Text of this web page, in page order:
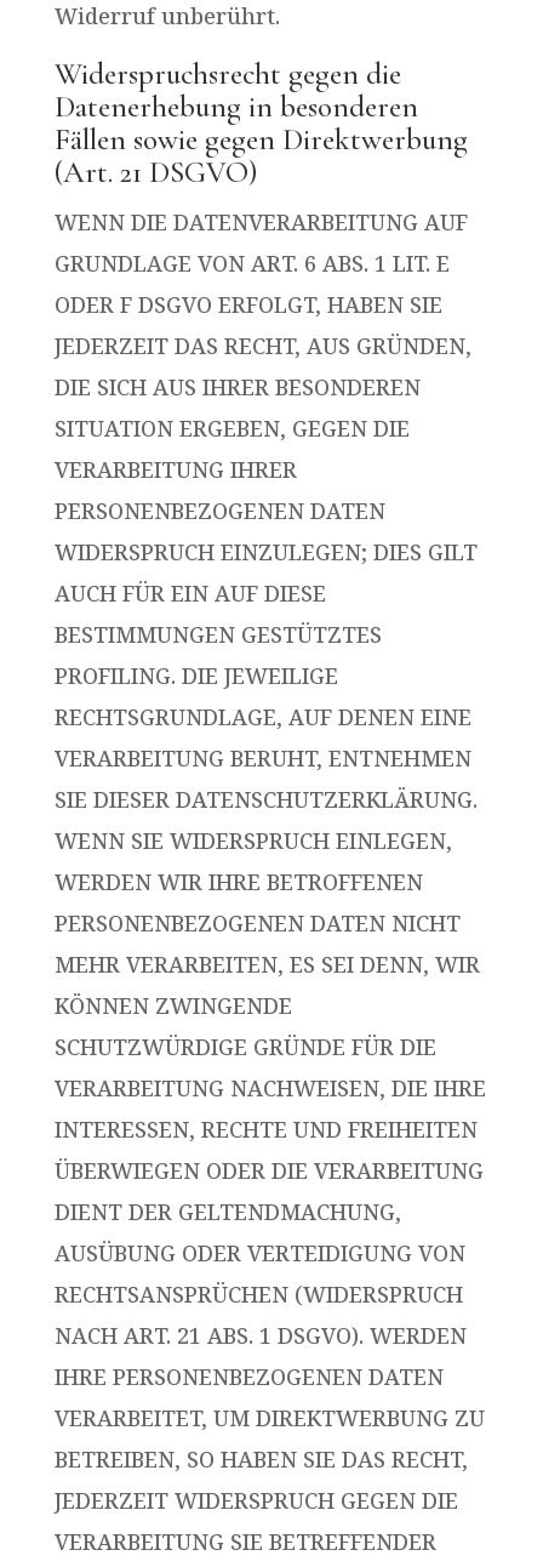
Widerruf unberührt.
Widerspruchsrecht gegen die
Datenerhebung in besonderen
Fällen sowie gegen Direktwerbung
(Art. 21 DSGVO)
WENN DIE DATENVERARBEITUNG AUF
GRUNDLAGE VON ART. 6 ABS. 1 LIT. E
ODER F DSGVO ERFOLGT, HABEN SIE
JEDERZEIT DAS RECHT, AUS GRÜNDEN,
DIE SICH AUS IHRER BESONDEREN
SITUATION ERGEBEN, GEGEN DIE
VERARBEITUNG IHRER
PERSONENBEZOGENEN DATEN
WIDERSPRUCH EINZULEGEN; DIES GILT
AUCH FÜR EIN AUF DIESE
BESTIMMUNGEN GESTÜTZTES
PROFILING. DIE JEWEILIGE
RECHTSGRUNDLAGE, AUF DENEN EINE
VERARBEITUNG BERUHT, ENTNEHMEN
SIE DIESER DATENSCHUTZERKLÄRUNG.
WENN SIE WIDERSPRUCH EINLEGEN,
WERDEN WIR IHRE BETROFFENEN
PERSONENBEZOGENEN DATEN NICHT
MEHR VERARBEITEN, ES SEI DENN, WIR
KÖNNEN ZWINGENDE
SCHUTZWÜRDIGE GRÜNDE FÜR DIE
VERARBEITUNG NACHWEISEN, DIE IHRE
INTERESSEN, RECHTE UND FREIHEITEN
ÜBERWIEGEN ODER DIE VERARBEITUNG
DIENT DER GELTENDMACHUNG,
AUSÜBUNG ODER VERTEIDIGUNG VON
RECHTSANSPRÜCHEN (WIDERSPRUCH
NACH ART. 21 ABS. 1 DSGVO). WERDEN
IHRE PERSONENBEZOGENEN DATEN
VERARBEITET, UM DIREKTWERBUNG ZU
BETREIBEN, SO HABEN SIE DAS RECHT,
JEDERZEIT WIDERSPRUCH GEGEN DIE
VERARBEITUNG SIE BETREFFENDER